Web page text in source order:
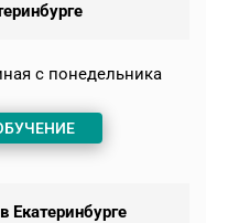
с понедельника
Екатеринбурге